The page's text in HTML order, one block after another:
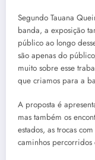
Segundo Tauana
banda, a exposição
público ao longo
são apenas do
muito sobre esse
que criamos para a
A proposta é
mas também os
estados, as trocas
caminhos